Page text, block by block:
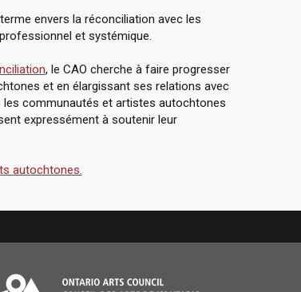
envers la réconciliation avec les
et systémique.
, le CAO cherche à faire progresser
et en élargissant ses relations avec
communautés et artistes autochtones
expressément à soutenir leur
autochtones.